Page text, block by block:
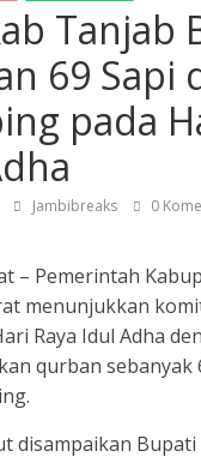
Tanjab
69 Sapi
pada
Jambibreaks 0
– Pemerintah
menunjukkan
Raya Idul Adha
qurban sebanyak
disampaikan